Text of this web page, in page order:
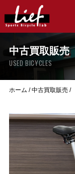
中古買取販売
USED BICYCLES
ホーム /中古買取販売/